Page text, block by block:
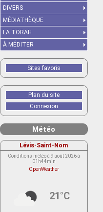
DIVERS
MÉDIATHÈQUE
LA TORAH
À MÉDITER
Sites favoris
Plan du site
Connexion
Météo
Lévis-Saint-Nom
Conditions météo à 9 août 2026 à
01h44min
OpenWeather
21°C